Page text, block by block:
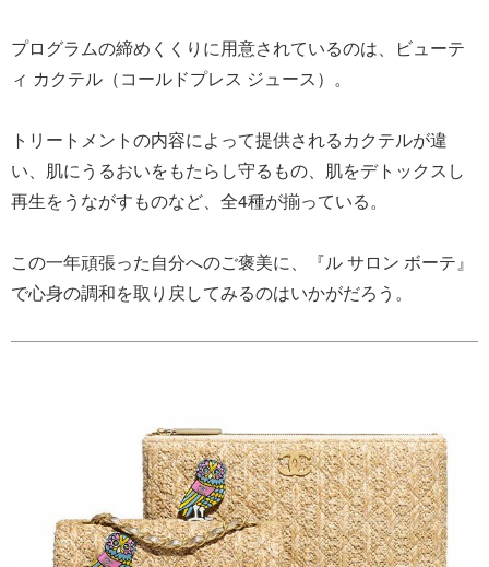
プログラムの締めくくりに用意されているのは、ビューテ
ィ カクテル（コールドプレス ジュース）。
トリートメントの内容によって提供されるカクテルが違
い、肌にうるおいをもたらし守るもの、肌をデトックスし
再生をうながすものなど、全4種が揃っている。
この一年頑張った自分へのご褒美に、『ル サロン ボーテ』
で心身の調和を取り戻してみるのはいかがだろう。